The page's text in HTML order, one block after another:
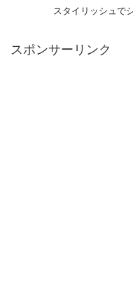
スタイリッシュで
スポンサーリンク